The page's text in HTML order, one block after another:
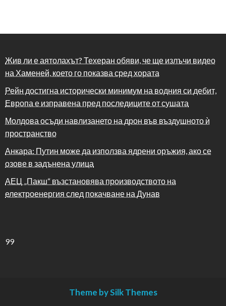
Жив ли е аятолахът? Техеран обяви, че ще излъчи видео
на Хаменей, което го показва сред хората
Рейн достигна исторически минимум на водния си дебит,
Европа е изправена пред последиците от сушата
Молдова осъди навлизането на дрон във въздушното ѝ
пространство
Анкара: Путин може да използва ядрени оръжия, ако се
озове в задънена улица
АЕЦ „Пакш“ възстановява производството на
електроенергия след покачване на Дунав
99
Theme by Silk Themes